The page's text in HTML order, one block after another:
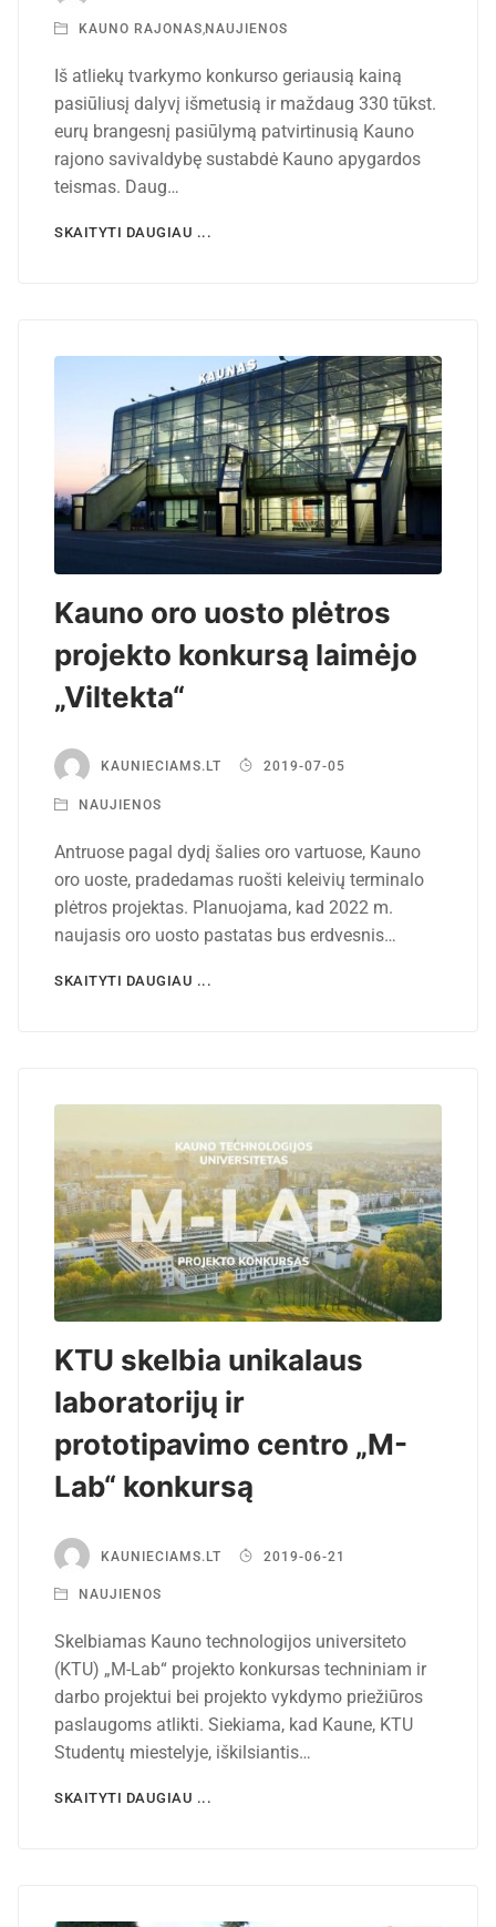
KAUNO RAJONAS NAUJIENOS
Iš atliekų tvarkymo konkurso geriausią kainą
pasiūliusį dalyvį išmetusią ir maždaug 330 tūkst.
eurų brangesnį pasiūlymą patvirtinusią Kauno
rajono savivaldybę sustabdė Kauno apygardos
teismas. Daug…
SKAITYTI DAUGIAU ...
Kauno oro uosto plėtros
projekto konkursą laimėjo
„Viltekta“
KAUNIECIAMS.LT 2019-07-05
NAUJIENOS
Antruose pagal dydį šalies oro vartuose, Kauno
oro uoste, pradedamas ruošti keleivių terminalo
plėtros projektas. Planuojama, kad 2022 m.
naujasis oro uosto pastatas bus erdvesnis…
SKAITYTI DAUGIAU ...
KTU skelbia unikalaus
laboratorijų ir
prototipavimo centro „M-
Lab“ konkursą
KAUNIECIAMS.LT 2019-06-21
NAUJIENOS
Skelbiamas Kauno technologijos universiteto
(KTU) „M-Lab“ projekto konkursas techniniam ir
darbo projektui bei projekto vykdymo priežiūros
paslaugoms atlikti. Siekiama, kad Kaune, KTU
Studentų miestelyje, iškilsiantis…
SKAITYTI DAUGIAU ...